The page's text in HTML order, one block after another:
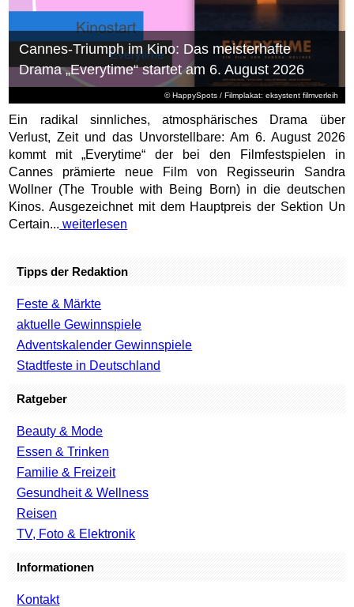
© HappySpots / Filmplakat: eksystent filmverleih
Cannes-Triumph im Kino: Das meisterhafte
Drama „Everytime“ startet am 6. August 2026
Ein radikal sinnliches, atmosphärisches Drama über
Verlust, Zeit und das Unvorstellbare: Am 6. August 2026
kommt mit „Everytime“ der bei den Filmfestspielen in
Cannes prämierte neue Film von Regisseurin Sandra
Wollner (The Trouble with Being Born) in die deutschen
Kinos. Ausgezeichnet mit dem Hauptpreis der Sektion Un
Certain... weiterlesen
Tipps der Redaktion
Feste & Märkte
aktuelle Gewinnspiele
Adventskalender Gewinnspiele
Stadtfeste in Deutschland
Ratgeber
Beauty & Mode
Essen & Trinken
Familie & Freizeit
Gesundheit & Wellness
Reisen
TV, Foto & Elektronik
Informationen
Kontakt